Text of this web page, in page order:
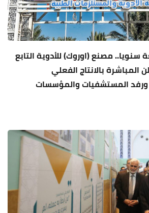
قطعة سنويا.. مصنع (اوروك) للأدوية التابع
المباشرة بالانتاج الفعلي
ورفد المستشفيات والمؤسسات